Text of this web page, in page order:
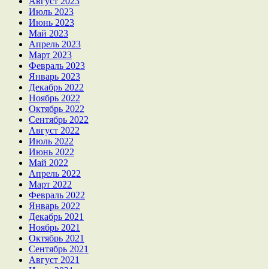
Июль 2023
Июнь 2023
Май 2023
Апрель 2023
Март 2023
Февраль 2023
Январь 2023
Декабрь 2022
Ноябрь 2022
Октябрь 2022
Сентябрь 2022
Август 2022
Июль 2022
Июнь 2022
Май 2022
Апрель 2022
Март 2022
Февраль 2022
Январь 2022
Декабрь 2021
Ноябрь 2021
Октябрь 2021
Сентябрь 2021
Август 2021